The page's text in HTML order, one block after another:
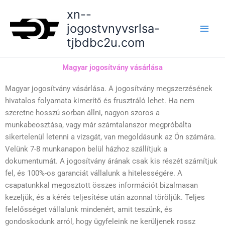
content
xn--
jogostvnyvsrlsa-
tjbdbc2u.com
Magyar jogosítvány vásárlása
Magyar jogosítvány vásárlása. A jogosítvány megszerzésének
hivatalos folyamata kimerítő és frusztráló lehet. Ha nem
szeretne hosszú sorban állni, nagyon szoros a
munkabeosztása, vagy már számtalanszor megpróbálta
sikertelenül letenni a vizsgát, van megoldásunk az Ön számára.
Velünk 7-8 munkanapon belül házhoz szállítjuk a
dokumentumát. A jogosítvány árának csak kis részét számítjuk
fel, és 100%-os garanciát vállalunk a hitelességére. A
csapatunkkal megosztott összes információt bizalmasan
kezeljük, és a kérés teljesítése után azonnal töröljük. Teljes
felelősséget vállalunk mindenért, amit teszünk, és
gondoskodunk arról, hogy ügyfeleink ne kerüljenek rossz